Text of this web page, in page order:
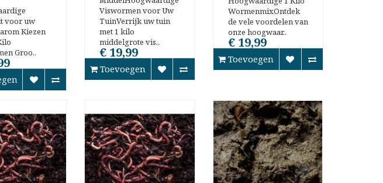
voor uw
Kiezen
Groo..
Viswormen voor Uw
TuinVerrijk uw tuin
met 1 kilo
middelgrote vis..
€ 19,99
Toevoegen
WormenmixOntdek
de vele voordelen van
onze hoogwaar..
€ 19,99
Toevoegen